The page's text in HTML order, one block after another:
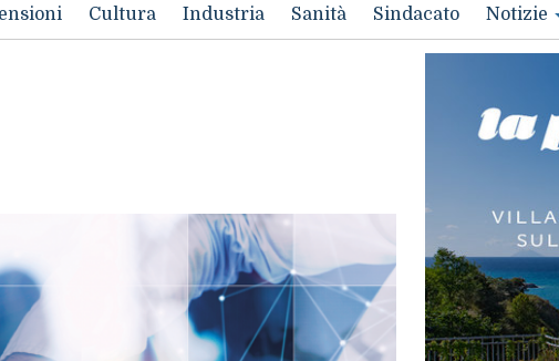
Cultura Industria Sanità Sindacato Notizie